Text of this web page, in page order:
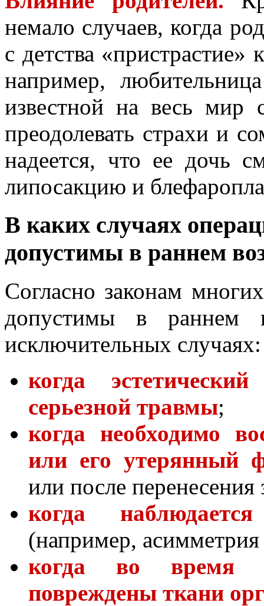
немало случаев, когда
с детства
например,
известной на весь мир
преодолевать страхи и
надеется, что ее дочь
липосакцию и
В каких случаях
допустимы в раннем
Согласно законам
допустимы в раннем
исключительных случаях:
когда
серьезной травмы;
когда необходимо
или его утерянный
или после перенесения
когда
(например,
когда во время
повреждены ткани